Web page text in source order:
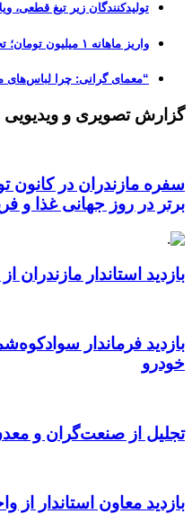
تولیدکنندگان زیر تیغ قطعی،
واریز ماهانه ۱ میلیون تومان؛ تحول جدید در طرح کالابرگ الکترونیکی
“معمای گرانی: چرا لباس‌های
گزارش تصویری و ویدیویی
سفره مازندران در کانون
برتر در روز جهانی غذا و
بازدید استاندار
بازدید فرماندار
خودرو
تجلیل از صنعت‌گران و
بازدید معاون استاندار